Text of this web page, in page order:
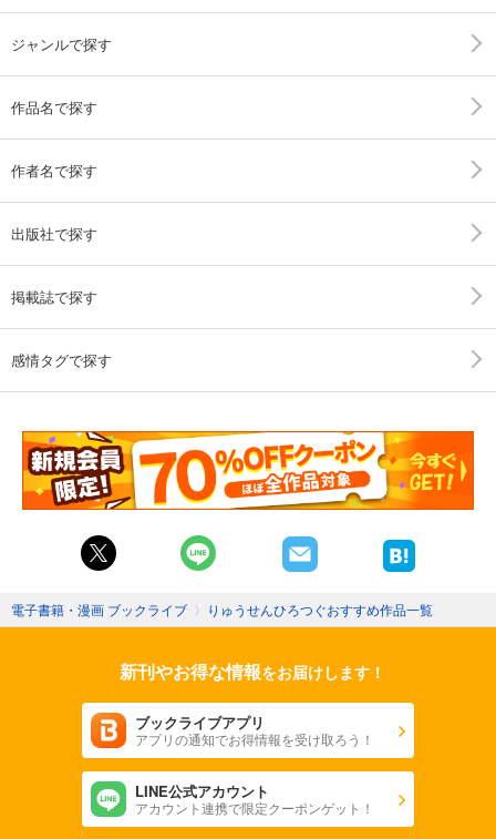
ジャンルで探す
作品名で探す
作者名で探す
出版社で探す
掲載誌で探す
感情タグで探す
電子書籍・漫画 ブックライブ 〉 りゅうせんひろつぐおすすめ作品一覧
新刊やお得な情報をお届けします！
ブックライブアプリ
アプリの通知でお得情報を受け取ろう！
LINE公式アカウント
アカウント連携で限定クーポンゲット！